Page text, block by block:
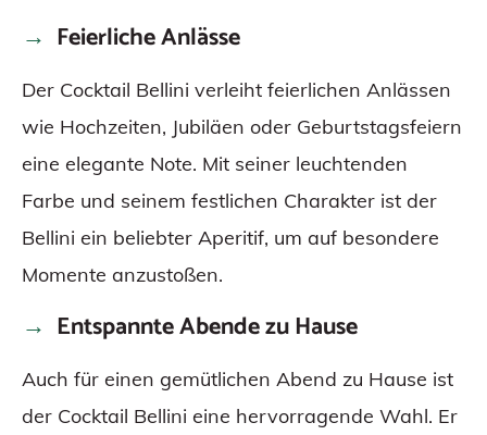
Feierliche Anlässe
Der Cocktail Bellini verleiht feierlichen Anlässen
wie Hochzeiten, Jubiläen oder Geburtstagsfeiern
eine elegante Note. Mit seiner leuchtenden
Farbe und seinem festlichen Charakter ist der
Bellini ein beliebter Aperitif, um auf besondere
Momente anzustoßen.
Entspannte Abende zu Hause
Auch für einen gemütlichen Abend zu Hause ist
der Cocktail Bellini eine hervorragende Wahl. Er